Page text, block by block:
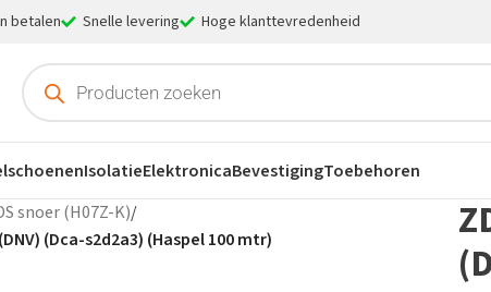
betalen Snelle levering Hoge klanttevredenheid
IsolatieElektronicaBevestigingToebehoren
snoer (H07Z-K)/
(Dca-s2d2a3) (Haspel 100 mtr)